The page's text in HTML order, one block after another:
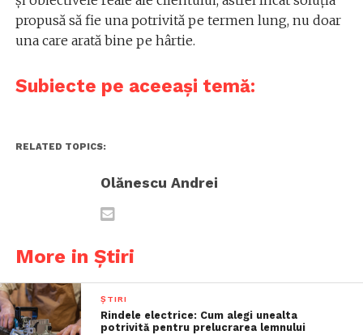
propusă să fie una potrivită pe termen lung, nu doar
una care arată bine pe hârtie.
Subiecte pe aceeași temă:
RELATED TOPICS:
Olănescu Andrei
More in Știri
ȘTIRI
Rindele electrice: Cum alegi unealta
potrivită pentru prelucrarea lemnului